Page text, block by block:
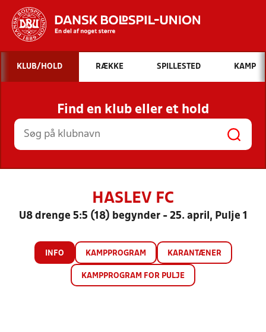
Hvad vil du søge efter?
INDHOLD OG NYHEDER
STILLINGER, RESULTATER, KLUBBER OG
HOLD
KLUB/HOLD RÆKKE SPILLESTED KAMP
Find en klub eller et hold
HASLEV FC
U8 drenge 5:5 (18) begynder - 25. april, Pulje 1
INFO KAMPPROGRAM KARANTÆNER
KAMPPROGRAM FOR PULJE